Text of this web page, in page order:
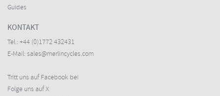
Guides
KONTAKT
Tel.: +44 (0)1772 432431
E-Mail: sales@merlincycles.com
Tritt uns auf Facebook bei
Folge uns auf X